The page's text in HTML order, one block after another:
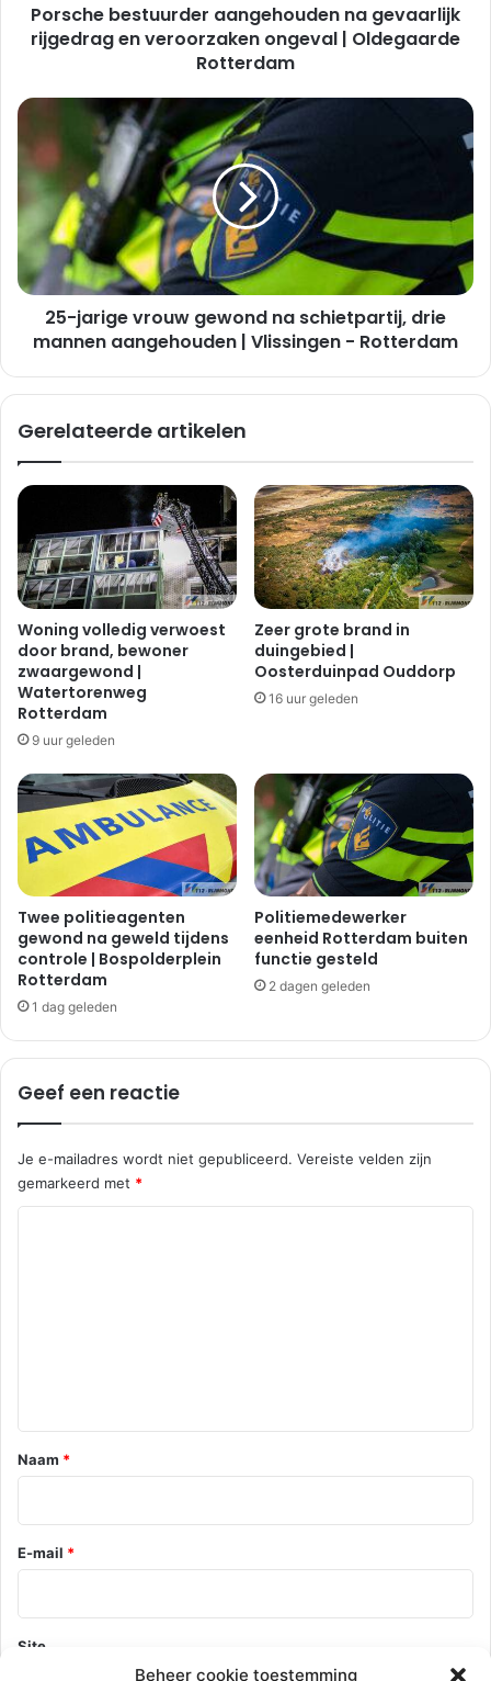
Beheer cookie toestemming
Oldegaarde
Porsche bestuurder aangehouden na gevaarlijk
rijgedrag en veroorzaken ongeval | Oldegaarde
Rotterdam
25-
gewond
schietpartij,
drie
mannen
aangehouden
Vlissingen
25-jarige vrouw gewond na schietpartij, drie
mannen aangehouden | Vlissingen - Rotterdam
Gerelateerde artikelen
Woning volledig verwoest
door brand, bewoner
zwaargewond |
Watertorenweg
Rotterdam
9 uur geleden
Zeer grote brand in
duingebied |
Oosterduinpad Ouddorp
16 uur geleden
Twee politieagenten
gewond na geweld tijdens
controle | Bospolderplein
Rotterdam
1 dag geleden
Politiemedewerker
eenheid Rotterdam buiten
functie gesteld
2 dagen geleden
Geef een reactie
Je e-mailadres wordt niet gepubliceerd. Vereiste velden zijn
gemarkeerd met *
*
Naam *
E-mail *
Site